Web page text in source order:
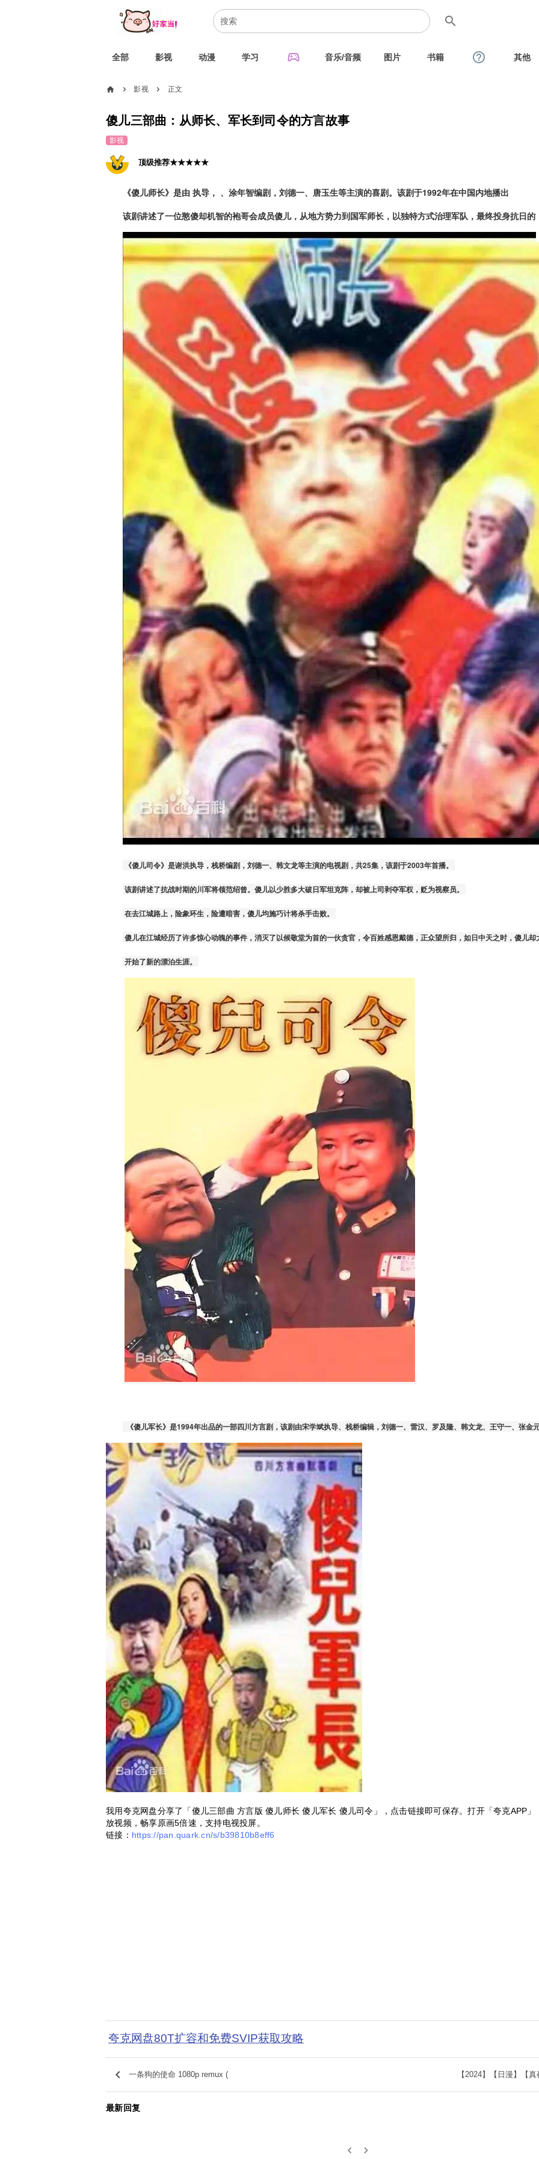
search
全部 影视 动漫 学习 sports_esports 音乐/音频 图片 书籍 help_outline 其他
home chevron_right 影视 chevron_right 正文
傻儿三部曲：从师长、军长到司令的方言故事
影视
顶级推荐★★★★★
《傻儿师长》是由 执导， 、涂年智编剧，刘德一、唐玉生等主演的喜剧。该剧于1992年在中国内地播出
该剧讲述了一位憨傻却机智的袍哥会成员傻儿，从地方势力到国军师长，以独特方式治理军队，最终投身抗日的
《傻儿司令》是谢洪执导，栈桥编剧，刘德一、韩文龙等主演的电视剧，共25集，该剧于2003年首播。
该剧讲述了抗战时期的川军将领范绍曾。傻儿以少胜多大破日军坦克阵，却被上司剥夺军权，贬为视察员。
在去江城路上，险象环生，险遭暗害，傻儿均施巧计将杀手击败。
傻儿在江城经历了许多惊心动魄的事件，消灭了以候敬堂为首的一伙贪官，令百姓感恩戴德，正众望所归，如日中天之时，傻儿
开始了新的漂泊生涯。
《傻儿军长》是1994年出品的一部四川方言剧，该剧由宋学斌执导、栈桥编辑，刘德一、雷汉、罗及隆、韩文龙、王守一、张金
我用夸克网盘分享了「傻儿三部曲 方言版 傻儿师长 傻儿军长 傻儿司令」，点击链接即可保存。打开「夸克APP」
放视频，畅享原画5倍速，支持电视投屏。
链接： https://pan.quark.cn/s/b39810b8eff6
夸克网盘80T扩容和免费SVIP获取攻略
keyboard_arrow_left 一条狗的使命 1080p remux ( 【2024】【日漫】【真
最新回复
keyboard_arrow_left keyboard_arrow_right